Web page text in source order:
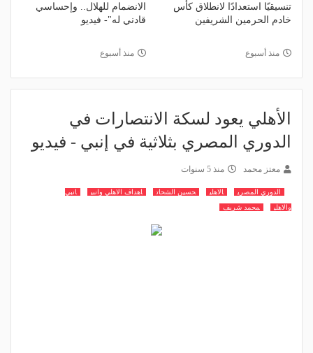
تنسيقيًا استعدادًا لانطلاق كأس
خادم الحرمين الشريفين
منذ أسبوع
الانضمام للهلال.. وإحساسي
قادني له"- فيديو
منذ أسبوع
الأهلي يعود لسكة الانتصارات في
الدوري المصري بثلاثية في إنبي - فيديو
معتز محمد منذ 5 سنوات
الدوري المصري الاهلي حسين الشحات اهداف الاهلي وانبي
انبي
والاهلي
محمد شريف